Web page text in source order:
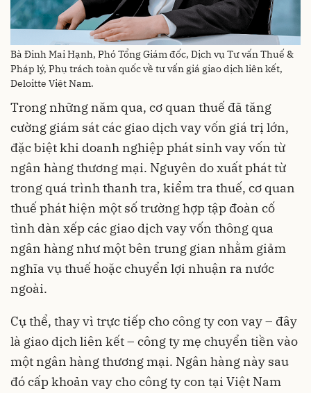
Bà Đinh Mai Hạnh, Phó Tổng Giám đốc, Dịch vụ Tư vấn Thuế &
Pháp lý, Phụ trách toàn quốc về tư vấn giá giao dịch liên kết,
Deloitte Việt Nam.
Trong những năm qua, cơ quan thuế đã tăng
cường giám sát các giao dịch vay vốn giá trị lớn,
đặc biệt khi doanh nghiệp phát sinh vay vốn từ
ngân hàng thương mại. Nguyên do xuất phát từ
trong quá trình thanh tra, kiểm tra thuế, cơ quan
thuế phát hiện một số trường hợp tập đoàn cố
tình dàn xếp các giao dịch vay vốn thông qua
ngân hàng như một bên trung gian nhằm giảm
nghĩa vụ thuế hoặc chuyển lợi nhuận ra nước
ngoài.
Cụ thể, thay vì trực tiếp cho công ty con vay – đây
là giao dịch liên kết – công ty mẹ chuyển tiền vào
một ngân hàng thương mại. Ngân hàng này sau
đó cấp khoản vay cho công ty con tại Việt Nam